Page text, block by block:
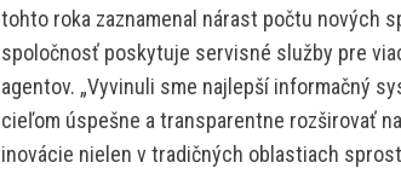
tohto roka zaznamenal nárast počtu nových
spoločnosť poskytuje servisné služby pre
agentov. „Vyvinuli sme najlepší informačný
cieľom úspešne a transparentne rozširovať
inovácie nielen v tradičných oblastiach